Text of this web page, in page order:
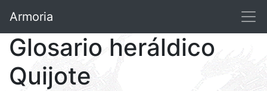
Armoria
Glosario heráldico
Quijote